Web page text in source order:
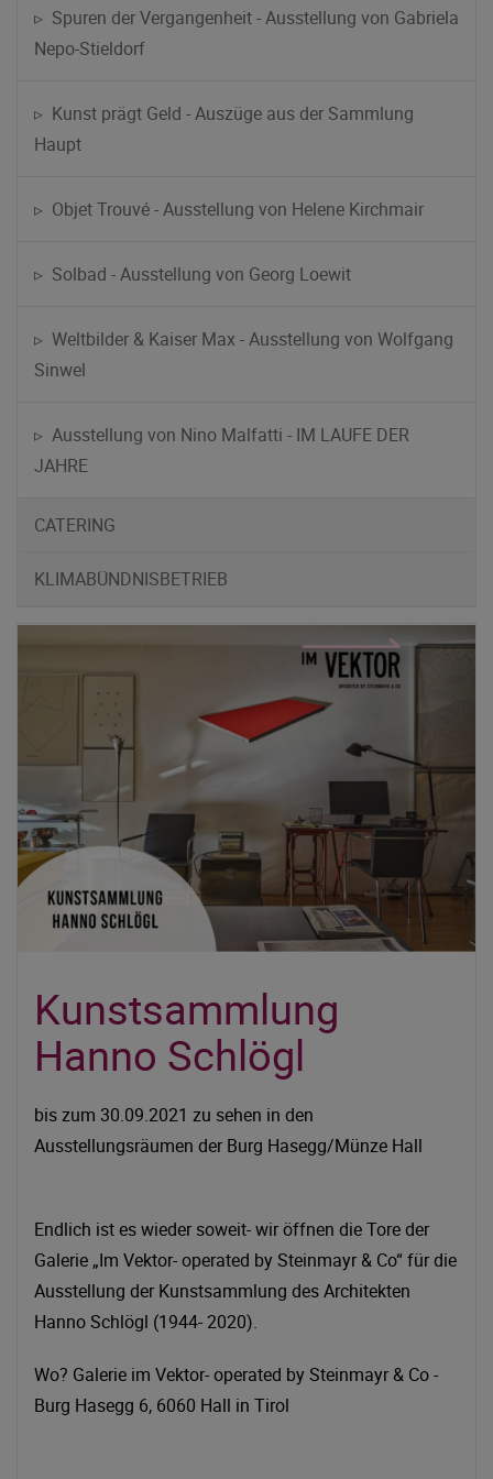
Kunstsammlung
Hanno Schlögl
bis zum 30.09.2021 zu sehen in den
Ausstellungsräumen der Burg Hasegg/Münze Hall
Endlich ist es wieder soweit- wir öffnen die Tore der
Galerie „Im Vektor- operated by Steinmayr & Co“ für die
Ausstellung der Kunstsammlung des Architekten
Hanno Schlögl (1944- 2020).
Wo? Galerie im Vektor- operated by Steinmayr & Co -
Burg Hasegg 6, 6060 Hall in Tirol
▹ Spuren der Vergangenheit - Ausstellung von Gabriela
Nepo-Stieldorf
▹ Kunst prägt Geld - Auszüge aus der Sammlung
Haupt
▹ Objet Trouvé - Ausstellung von Helene Kirchmair
▹ Solbad - Ausstellung von Georg Loewit
▹ Weltbilder & Kaiser Max - Ausstellung von Wolfgang
Sinwel
▹ Ausstellung von Nino Malfatti - IM LAUFE DER
JAHRE
CATERING
KLIMABÜNDNISBETRIEB